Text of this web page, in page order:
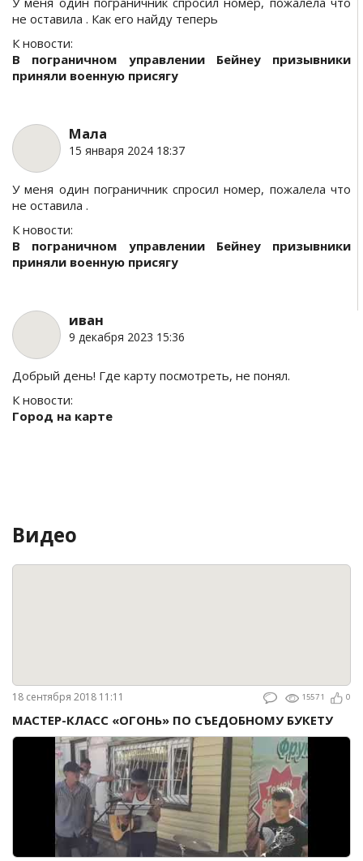
не оставила . Как его найду теперь
К новости:
В пограничном управлении Бейнеу призывники
приняли военную присягу
Мала
15 января 2024 18:37
У меня один пограничник спросил номер, пожалела что
не оставила .
К новости:
В пограничном управлении Бейнеу призывники
приняли военную присягу
иван
9 декабря 2023 15:36
Добрый день! Где карту посмотреть, не понял.
К новости:
Город на карте
Видео
18 сентября 2018 11:11 15571 0
МАСТЕР-КЛАСС «ОГОНЬ» ПО СЪЕДОБНОМУ БУКЕТУ